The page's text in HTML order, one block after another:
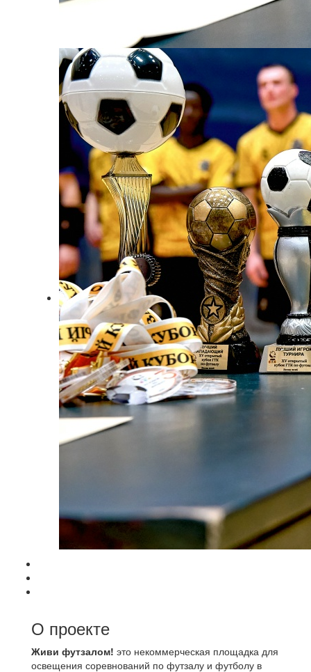
О проекте
Живи футзалом! это некоммерческая площадка для
освещения соревнований по футзалу и футболу в